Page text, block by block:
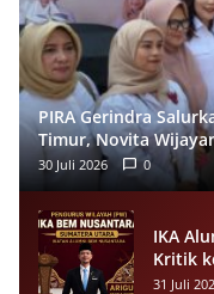
PIRA Gerindra
Timur, Novita
Prabowo
30 Juli 2026 0
IKA
Kritik
31 Juli